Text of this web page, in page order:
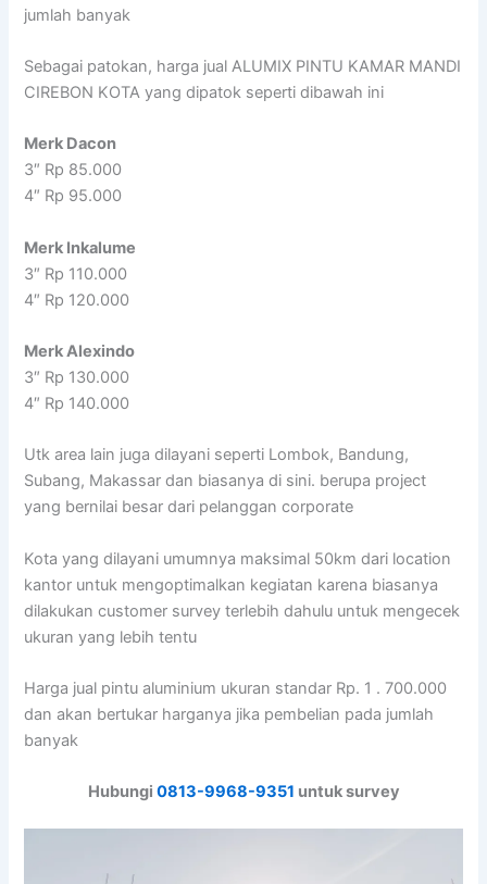
jumlah banyak
Sebagai patokan, harga jual ALUMIX PINTU KAMAR MANDI
CIREBON KOTA yang dipatok seperti dibawah ini
Merk Dacon
3″ Rp 85.000
4″ Rp 95.000
Merk Inkalume
3″ Rp 110.000
4″ Rp 120.000
Merk Alexindo
3″ Rp 130.000
4″ Rp 140.000
Utk area lain juga dilayani seperti Lombok, Bandung,
Subang, Makassar dan biasanya di sini. berupa project
yang bernilai besar dari pelanggan corporate
Kota yang dilayani umumnya maksimal 50km dari location
kantor untuk mengoptimalkan kegiatan karena biasanya
dilakukan customer survey terlebih dahulu untuk mengecek
ukuran yang lebih tentu
Harga jual pintu aluminium ukuran standar Rp. 1 . 700.000
dan akan bertukar harganya jika pembelian pada jumlah
banyak
Hubungi 0813-9968-9351 untuk survey